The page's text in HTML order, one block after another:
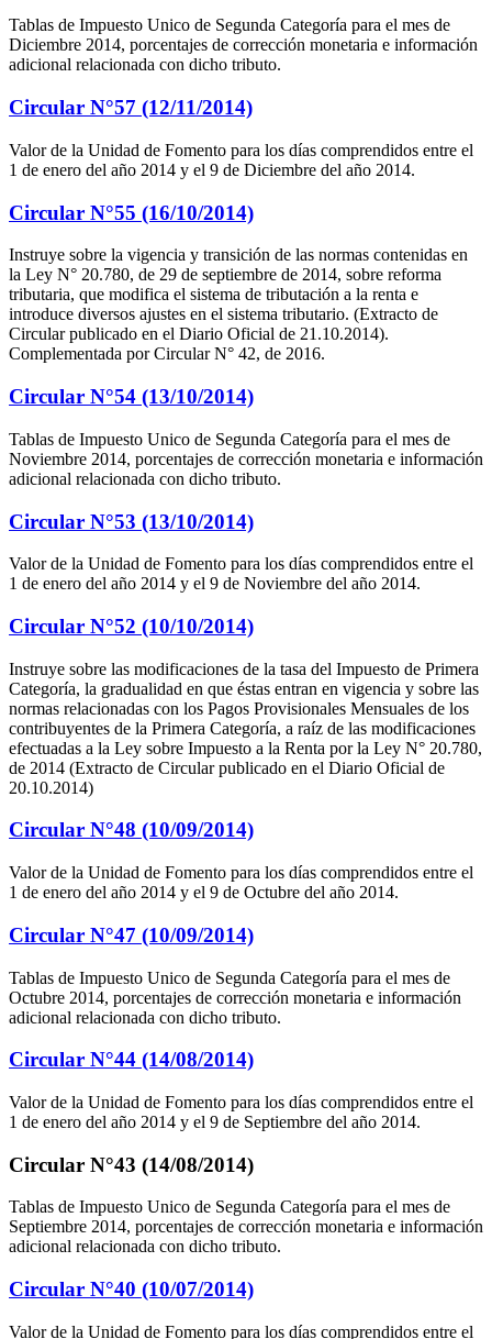
Tablas de Impuesto Unico de Segunda Categoría para el mes de
Diciembre 2014, porcentajes de corrección monetaria e información
adicional relacionada con dicho tributo.
Circular N°57 (12/11/2014)
Valor de la Unidad de Fomento para los días comprendidos entre el
1 de enero del año 2014 y el 9 de Diciembre del año 2014.
Circular N°55 (16/10/2014)
Instruye sobre la vigencia y transición de las normas contenidas en
la Ley N° 20.780, de 29 de septiembre de 2014, sobre reforma
tributaria, que modifica el sistema de tributación a la renta e
introduce diversos ajustes en el sistema tributario. (Extracto de
Circular publicado en el Diario Oficial de 21.10.2014).
Complementada por Circular N° 42, de 2016.
Circular N°54 (13/10/2014)
Tablas de Impuesto Unico de Segunda Categoría para el mes de
Noviembre 2014, porcentajes de corrección monetaria e información
adicional relacionada con dicho tributo.
Circular N°53 (13/10/2014)
Valor de la Unidad de Fomento para los días comprendidos entre el
1 de enero del año 2014 y el 9 de Noviembre del año 2014.
Circular N°52 (10/10/2014)
Instruye sobre las modificaciones de la tasa del Impuesto de Primera
Categoría, la gradualidad en que éstas entran en vigencia y sobre las
normas relacionadas con los Pagos Provisionales Mensuales de los
contribuyentes de la Primera Categoría, a raíz de las modificaciones
efectuadas a la Ley sobre Impuesto a la Renta por la Ley N° 20.780,
de 2014 (Extracto de Circular publicado en el Diario Oficial de
20.10.2014)
Circular N°48 (10/09/2014)
Valor de la Unidad de Fomento para los días comprendidos entre el
1 de enero del año 2014 y el 9 de Octubre del año 2014.
Circular N°47 (10/09/2014)
Tablas de Impuesto Unico de Segunda Categoría para el mes de
Octubre 2014, porcentajes de corrección monetaria e información
adicional relacionada con dicho tributo.
Circular N°44 (14/08/2014)
Valor de la Unidad de Fomento para los días comprendidos entre el
1 de enero del año 2014 y el 9 de Septiembre del año 2014.
Circular N°43 (14/08/2014)
Tablas de Impuesto Unico de Segunda Categoría para el mes de
Septiembre 2014, porcentajes de corrección monetaria e información
adicional relacionada con dicho tributo.
Circular N°40 (10/07/2014)
Valor de la Unidad de Fomento para los días comprendidos entre el